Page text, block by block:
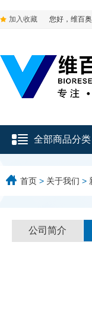
加入收藏 您好，维百
全部商品分类
首页 > 关于我们 >
公司简介